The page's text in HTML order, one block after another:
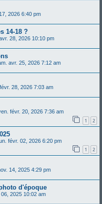
2026 6:40 pm
14-18 ?
28, 2026 10:10 pm
avr. 25, 2026 7:12 am
28, 2026 7:03 am
févr. 20, 2026 7:36 am
1 2
févr. 02, 2026 6:20 pm
1 2
14, 2025 4:29 pm
d'époque
06, 2025 10:02 am